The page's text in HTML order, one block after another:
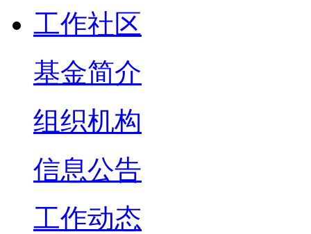
工作社区
基金简介
组织机构
信息公告
工作动态